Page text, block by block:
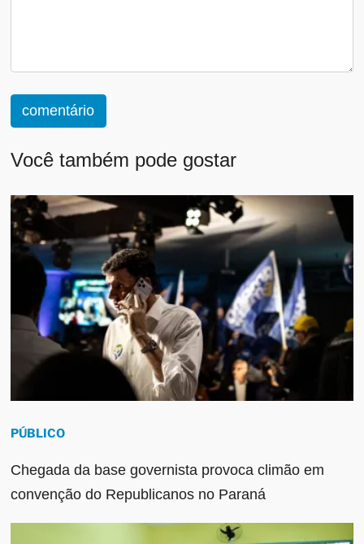
comentário
Você também pode gostar
PÚBLICO
Chegada da base governista provoca climão em
convenção do Republicanos no Paraná